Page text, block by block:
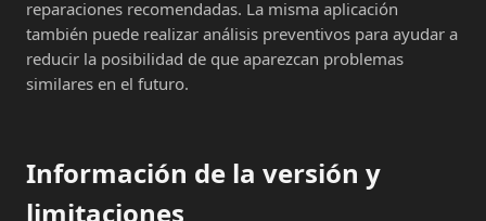
reparaciones recomendadas. La misma aplicación
también puede realizar análisis preventivos para ayudar a
reducir la posibilidad de que aparezcan problemas
similares en el futuro.
Información de la versión y
limitaciones